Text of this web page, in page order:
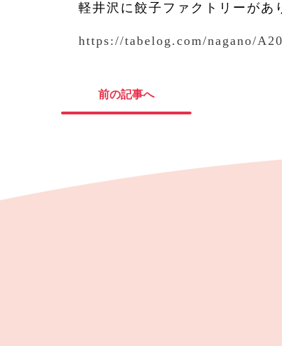
軽井沢に餃子ファクトリーがあ
https://tabelog.com/nagano/
前の記事へ